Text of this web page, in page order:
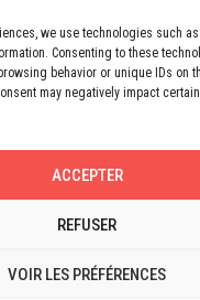
we use technologies such
Consenting to these
behavior or unique IDs on
may negatively impact
ACCEPTER
REFUSER
VOIR LES PRÉFÉRENCES